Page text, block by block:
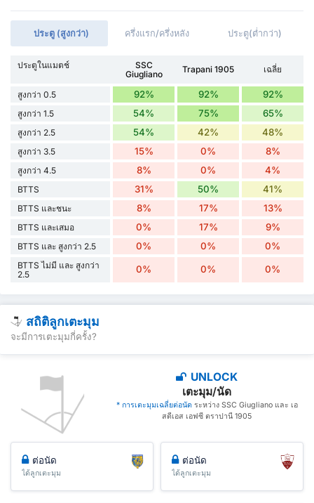
ประตู (สูงกว่า) ครึ่งแรก/ครึ่งหลัง ประตู(ต่ำกว่า)
ประตูในแมตช์
SSC
Giugliano
Trapani 1905 เฉลี่ย
สูงกว่า 0.5 92% 92% 92%
สูงกว่า 1.5 54% 75% 65%
สูงกว่า 2.5 54% 42% 48%
สูงกว่า 3.5 15% 0% 8%
สูงกว่า 4.5 8% 0% 4%
BTTS 31% 50% 41%
BTTS และชนะ 8% 17% 13%
BTTS และเสมอ 0% 17% 9%
BTTS และ สูงกว่า 2.5 0% 0% 0%
BTTS ไม่มี และ สูงกว่า
2.5
0% 0% 0%
สถิติลูกเตะมุม
จะมีการเตะมุมกี่ครั้ง?
UNLOCK
เตะมุม/นัด
* การเตะมุมเฉลี่ยต่อนัด ระหว่าง SSC Giugliano และ เอ
สดีเอส เอฟซี ตราปานี 1905
ต่อนัด
ได้ลูกเตะมุม
ต่อนัด
ได้ลูกเตะมุม